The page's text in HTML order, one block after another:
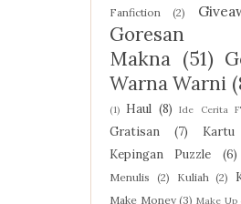
Fanfiction (2)
Goresan
Makna (51)
Warna Warni
(1)
Haul (8) Ide Cerita
Gratisan
(7)
Kepingan Puzzle
(6)
Menulis (2) Kuliah (2)
Make Money (3) Make Up